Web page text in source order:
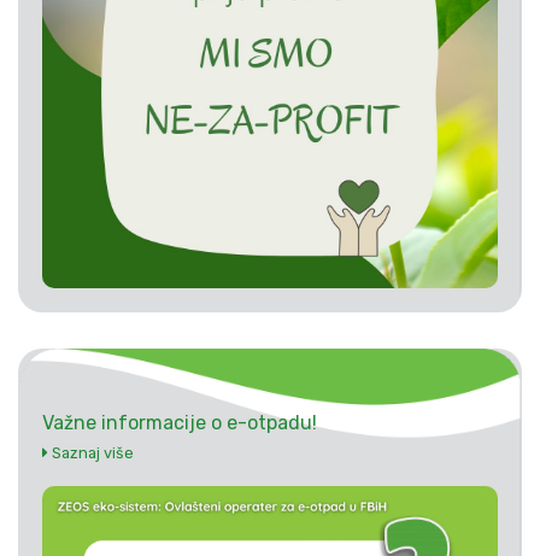
Važne informacije o e-otpadu!
Saznaj više